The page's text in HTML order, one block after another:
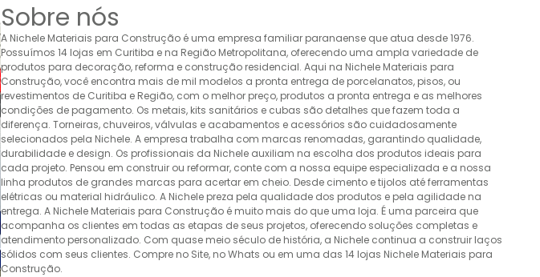
Sobre nós
A Nichele Materiais para Construção é uma empresa familiar paranaense que atua desde 1976.
Possuímos 14 lojas em Curitiba e na Região Metropolitana, oferecendo uma ampla variedade de
produtos para decoração, reforma e construção residencial. Aqui na Nichele Materiais para
Construção, você encontra mais de mil modelos a pronta entrega de porcelanatos, pisos, ou
revestimentos de Curitiba e Região, com o melhor preço, produtos a pronta entrega e as melhores
condições de pagamento. Os metais, kits sanitários e cubas são detalhes que fazem toda a
diferença. Torneiras, chuveiros, válvulas e acabamentos e acessórios são cuidadosamente
selecionados pela Nichele. A empresa trabalha com marcas renomadas, garantindo qualidade,
durabilidade e design. Os profissionais da Nichele auxiliam na escolha dos produtos ideais para
cada projeto. Pensou em construir ou reformar, conte com a nossa equipe especializada e a nossa
linha produtos de grandes marcas para acertar em cheio. Desde cimento e tijolos até ferramentas
elétricas ou material hidráulico. A Nichele preza pela qualidade dos produtos e pela agilidade na
entrega. A Nichele Materiais para Construção é muito mais do que uma loja. É uma parceira que
acompanha os clientes em todas as etapas de seus projetos, oferecendo soluções completas e
atendimento personalizado. Com quase meio século de história, a Nichele continua a construir laços
sólidos com seus clientes. Compre no Site, no Whats ou em uma das 14 lojas Nichele Materiais para
Construção.